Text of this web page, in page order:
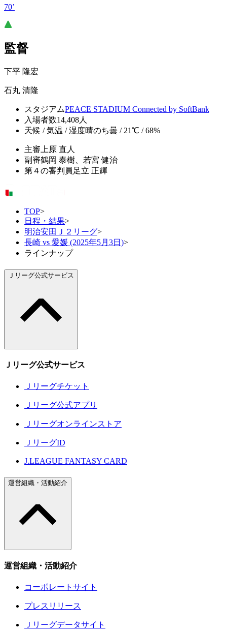
70’
監督
下平 隆宏
石丸 清隆
スタジアムPEACE STADIUM Connected by SoftBank
入場者数14,408人
天候 / 気温 / 湿度晴のち曇 / 21℃ / 68%
主審 上原 直人
副審鶴岡 泰樹、若宮 健治
第４の審判員 足立 正輝
TOP>
日程・結果>
明治安田Ｊ２リーグ>
長崎 vs 愛媛 (2025年5月3日)>
ラインナップ
Ｊリーグ公式サービス
Ｊリーグ公式サービス
Ｊリーグチケット
Ｊリーグ公式アプリ
Ｊリーグオンラインストア
ＪリーグID
J.LEAGUE FANTASY CARD
運営組織・活動紹介
運営組織・活動紹介
コーポレートサイト
プレスリリース
Ｊリーグデータサイト